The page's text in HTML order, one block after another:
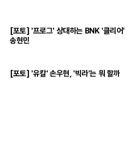
[포토] '프로그' 상대하는 BNK '클리어'
송현민
[포토] '유칼' 손우현, '빅라'는 뭐 할까